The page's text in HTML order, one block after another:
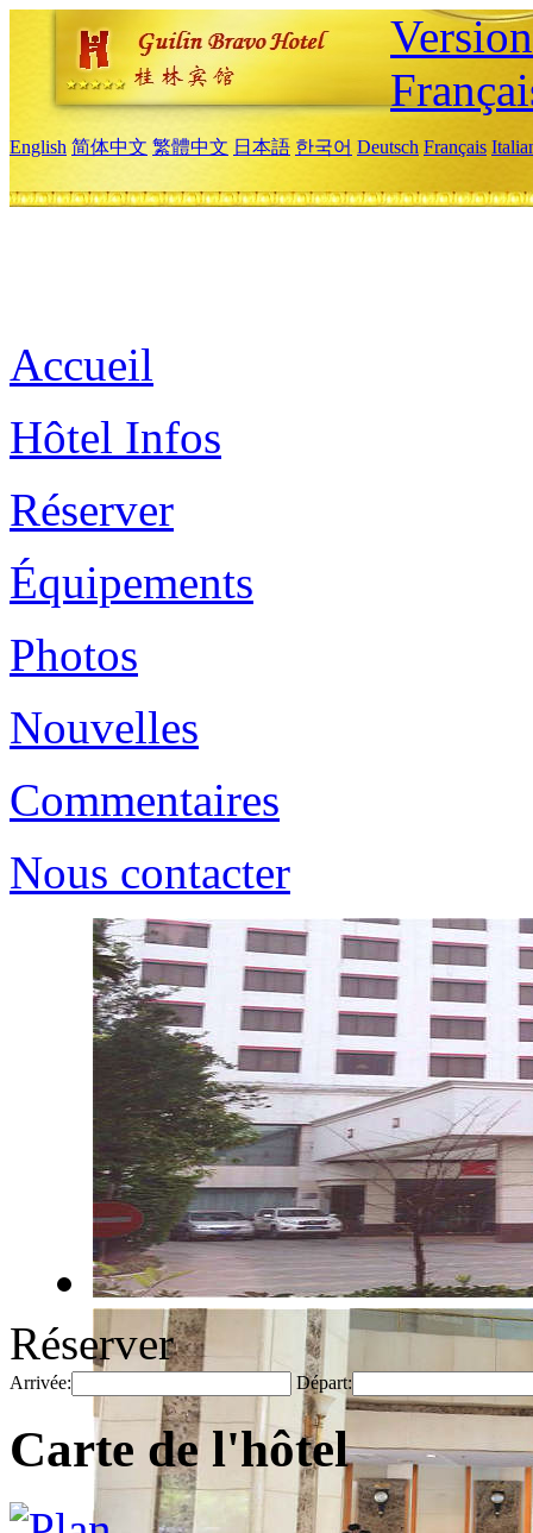
English 简体中文 繁體中文 日本語 한국어 Deutsch Français
Accueil
Hôtel Infos
Réserver
Équipements
Photos
Nouvelles
Commentaires
Nous contacter
Réserver
Arrivée: Départ:
Carte de l'hôtel